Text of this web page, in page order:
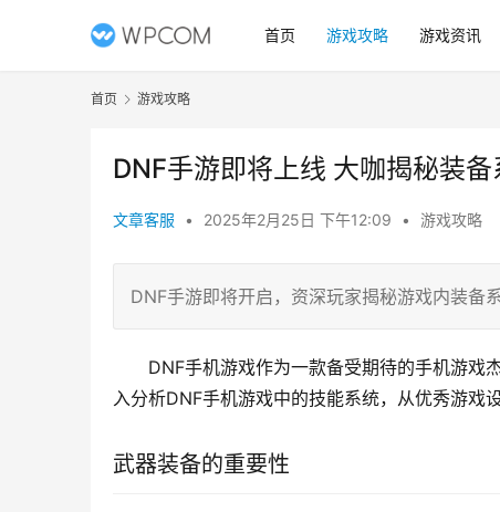
首页 游戏攻略 游戏资讯
首页 游戏攻略
DNF手游即将上线 大咖揭秘装
文章客服 • 2025年2月25日 下午12:09 • 游戏攻略
DNF手游即将开启，资深玩家揭秘游戏内装备
DNF手机游戏作为一款备受期待的手机游戏
入分析DNF手机游戏中的技能系统，从优秀游戏
武器装备的重要性